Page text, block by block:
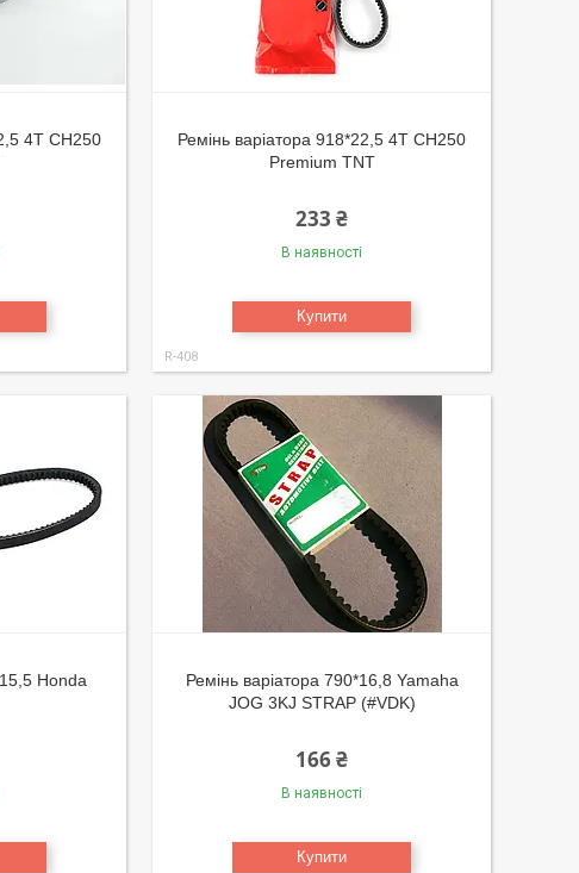
4T CH250
Ремінь варіатора 918*22,5 4T CH250
Premium TNT
233 ₴
В наявності
Купити
R-408
Honda
Ремінь варіатора 790*16,8 Yamaha
JOG 3KJ STRAP (#VDK)
166 ₴
В наявності
Купити